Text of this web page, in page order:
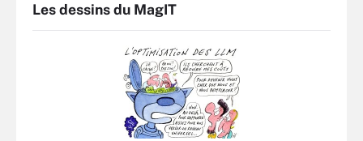
Les dessins du MagIT